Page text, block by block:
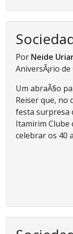
Por Neide
AniversÃ¡rio
Um abraÃ§o
Reiser que, no
festa surpresa
Itamirim Clube
celebrar os 40